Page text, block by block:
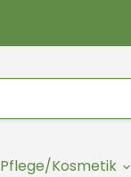
Pflege/Kosmetik